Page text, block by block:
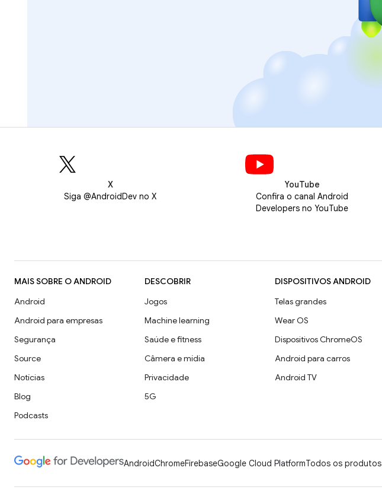
X
Siga @AndroidDev no X
YouTube
Confira o canal Android
Developers no YouTube
MAIS SOBRE O ANDROID
Android
Android para empresas
Segurança
Source
Notícias
Blog
Podcasts
DESCOBRIR
Jogos
Machine learning
Saúde e fitness
Câmera e mídia
Privacidade
5G
DISPOSITIVOS ANDROID
Telas grandes
Wear OS
Dispositivos ChromeOS
Android para carros
Android TV
AndroidChromeFirebaseGoogle Cloud PlatformTodos os produtos